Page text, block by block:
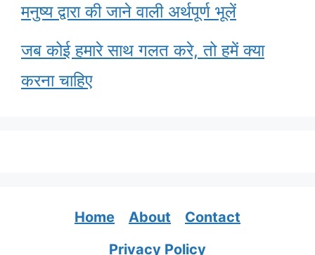
मनुष्य द्वारा की जाने वाली अर्थपूर्ण भूलें
जब कोई हमारे साथ गलत करे, तो हमें क्या
करना चाहिए
Home About
Contact
Privacy Policy